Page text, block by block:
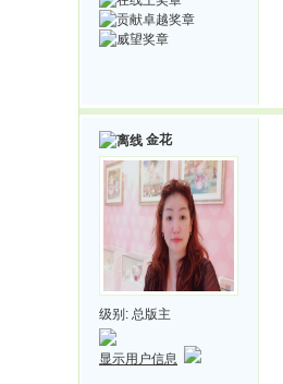
金花
级别: 总版主
显示用户信息